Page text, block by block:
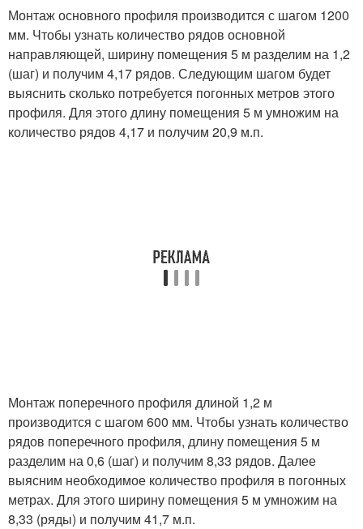
Монтаж основного профиля производится с шагом 1200
мм. Чтобы узнать количество рядов основной
направляющей, ширину помещения 5 м разделим на 1,2
(шаг) и получим 4,17 рядов. Следующим шагом будет
выяснить сколько потребуется погонных метров этого
профиля. Для этого длину помещения 5 м умножим на
количество рядов 4,17 и получим 20,9 м.п.
Монтаж поперечного профиля длиной 1,2 м
производится с шагом 600 мм. Чтобы узнать количество
рядов поперечного профиля, длину помещения 5 м
разделим на 0,6 (шаг) и получим 8,33 рядов. Далее
выясним необходимое количество профиля в погонных
метрах. Для этого ширину помещения 5 м умножим на
8,33 (ряды) и получим 41,7 м.п.